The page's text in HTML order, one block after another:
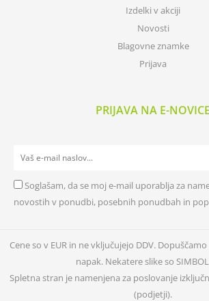
Izdelki v akciji
Novosti
Blagovne znamke
Prijava
PRIJAVA NA E-NOVICE
Soglašam, da se moj e-mail uporablja za
novostih v ponudbi, posebnih ponudbah in
Cene so v EUR in ne vključujejo DDV.
napak. Nekatere slike so
Spletna stran je namenjena za poslovanje
(podjetji).